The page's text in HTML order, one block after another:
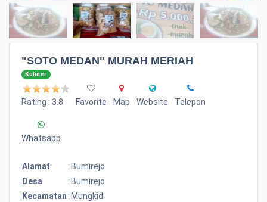
"SOTO MEDAN" MURAH MERIAH
Kuliner
Rating : 3.8 Favorite Map Website Telepon
Whatsapp
Alamat : Bumirejo
Desa
: Bumirejo
Kecamatan : Mungkid